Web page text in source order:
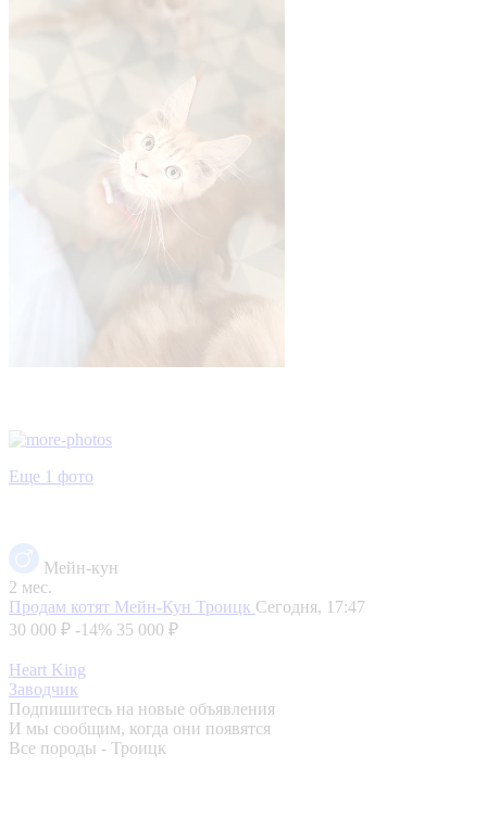
Еще 1 фото
Мейн-кун
2 мес.
Продам котят Мейн-Кун Троицк Сегодня, 17:47
30 000 ₽ -14% 35 000 ₽
Heart King
Заводчик
Подпишитесь на новые объявления
И мы сообщим, когда они появятся
Все породы - Троицк